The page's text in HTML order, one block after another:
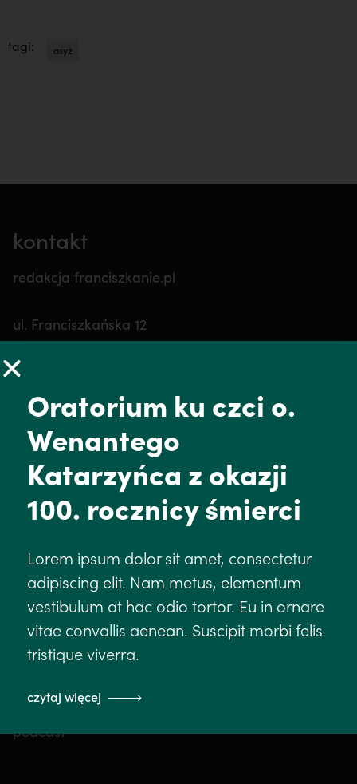
tagi: asyż
kontakt
redakcja franciszkanie.pl
ul. Franciszkańska 12
32-600 Harmęże
tel.: +48 511 569 157
redakcja@franciszkanie.pl
aktualności
duchowość
styl życia
wiedza
wydarzenia
prowincja
film
podcast
Oratorium ku czci o.
Wenantego
Katarzyńca z okazji
100. rocznicy śmierci
Lorem ipsum dolor sit amet, consectetur
adipiscing elit. Nam metus, elementum
vestibulum at hac odio tortor. Eu in ornare
vitae convallis aenean. Suscipit morbi felis
tristique viverra.
czytaj więcej